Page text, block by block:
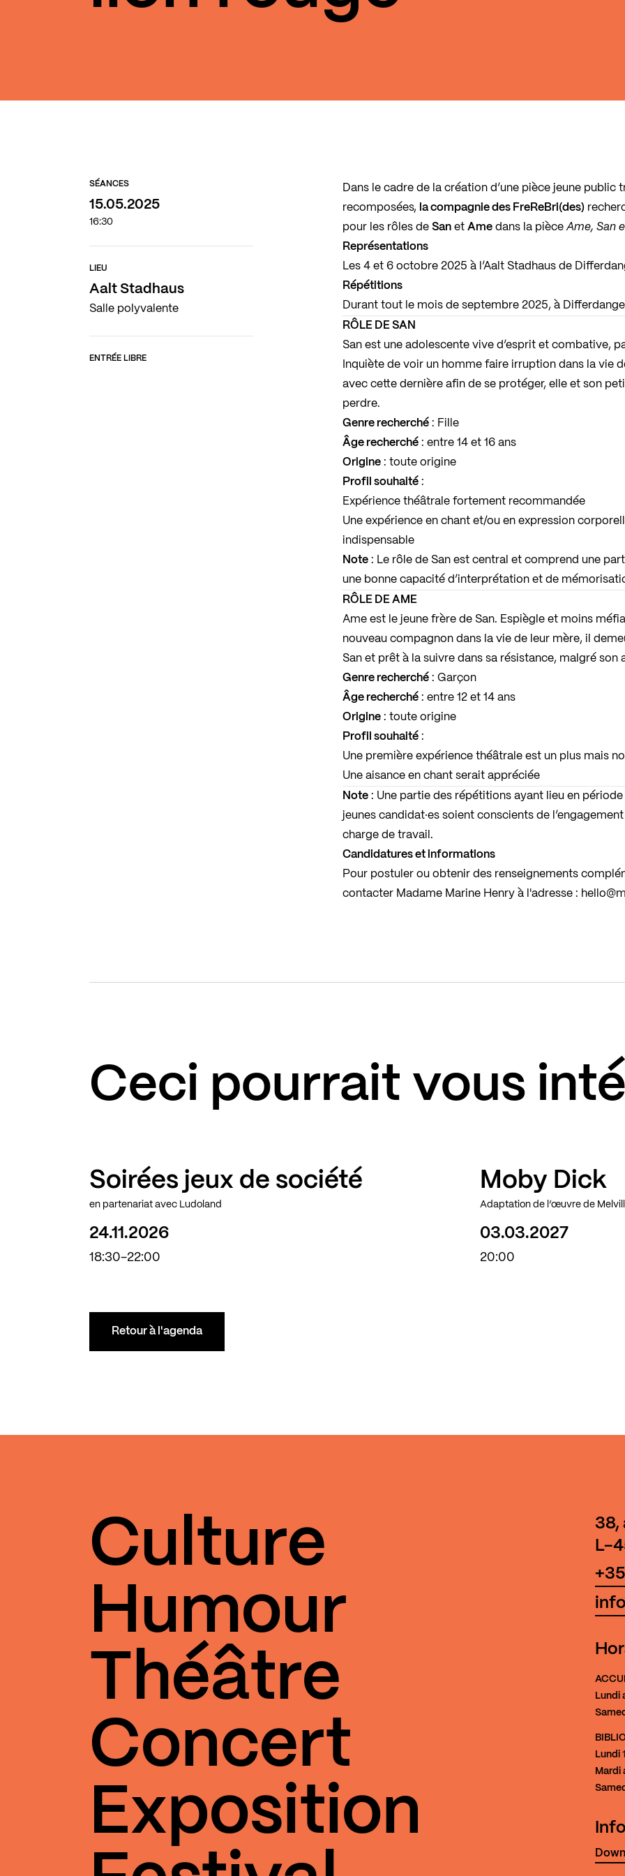
SÉANCES
15.05.2025
16:30
LIEU
Aalt Stadhaus
Salle polyvalente
ENTRÉE LIBRE
Dans le cadre de la création d’une pièce jeune
recomposées, la compagnie des FreReBri(des)
pour les rôles de Sanet Amedans la pièceAme, San
Représentations
Les 4 et 6 octobre 2025 à l’Aalt Stadhaus de
Répétitions
Durant tout le mois de septembre 2025, à Differdange
RÔLE DE SAN
San est une adolescente vive d’esprit et combative,
Inquiète de voir un homme faire irruption dans la vie
avec cette dernière afin de se protéger, elle et son
perdre.
Genre recherché: Fille
Âge recherché: entre 14 et 16 ans
Origine: toute origine
Profil souhaité:
Expérience théâtrale fortement recommandée
Une expérience en chant et/ou en expression
indispensable
Note: Le rôle de San est central et comprend une
une bonne capacité d’interprétation et de
RÔLE DE AME
Ame est le jeune frère de San. Espiègle et moins
nouveau compagnon dans la vie de leur mère, il
San et prêt à la suivre dans sa résistance, malgré
Genre recherché: Garçon
Âge recherché: entre 12 et 14 ans
Origine: toute origine
Profil souhaité:
Une première expérience théâtrale est un plus mais
Une aisance en chant serait appréciée
Note: Une partie des répétitions ayant lieu en
jeunes candidat·es soient conscients de
charge de travail.
Candidatures et informations
Pour postuler ou obtenir des renseignements
contacter Madame Marine Henry à l'adresse :
Ceci pourrait vous
Soirées jeux de société
en partenariat avec Ludoland
24.11.2026
18:30-22:00
Moby Dick
Adaptation de l’œuvre de
03.03.2027
20:00
Retour à l'agenda
38,
L-
Lundi
Lundi
Mardi
Culture
Humour
Théâtre
Concert
Exposition